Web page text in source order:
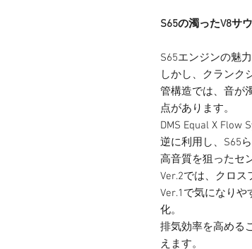
S65の濁ったV8サ
S65エンジンの魅
しかし、クランク
管構造では、音が
点があります。
DMS Equal X Flow
逆に利用し、S65
高音質を狙ったセ
Ver.2では、クロス
Ver.1で気になり
化。
排気効率を高める
えます。